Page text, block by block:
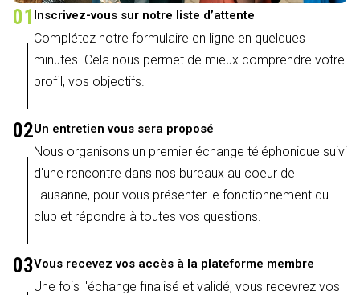
01 Inscrivez-vous sur notre liste d’attente
Complétez notre formulaire en ligne en quelques
minutes. Cela nous permet de mieux comprendre votre
profil, vos objectifs.
02Un entretien vous sera proposé
Nous organisons un premier échange téléphonique suivi
d'une rencontre dans nos bureaux au coeur de
Lausanne, pour vous présenter le fonctionnement du
club et répondre à toutes vos questions.
03Vous recevez vos accès à la plateforme membre
Une fois l'échange finalisé et validé, vous recevrez vos